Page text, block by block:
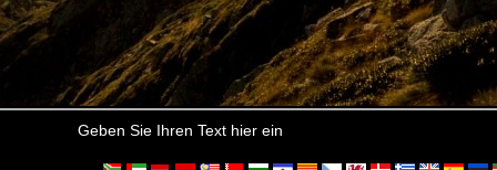
Geben Sie Ihren Text hier ein